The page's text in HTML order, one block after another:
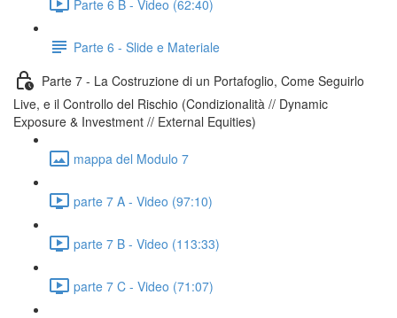
Parte 6 B - Video (62:40)
Parte 6 - Slide e Materiale
Parte 7 - La Costruzione di un Portafoglio, Come Seguirlo
Live, e il Controllo del Rischio (Condizionalità // Dynamic
Exposure & Investment // External Equities)
mappa del Modulo 7
parte 7 A - Video (97:10)
parte 7 B - Video (113:33)
parte 7 C - Video (71:07)